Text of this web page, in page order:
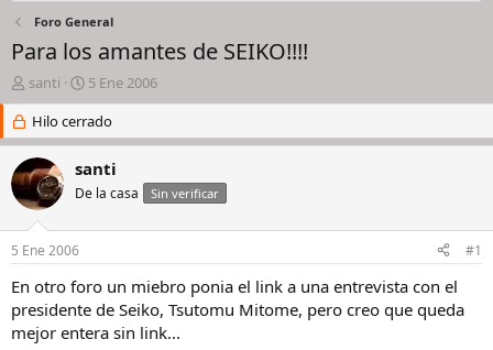
Foro General
Para los amantes de SEIKO!!!!
I
n
c
i
a
d
o
d
e
l
h
i
santi
F
e
c
h
d
e
i
c
i
o
5 Ene 2006
Hilo cerrado
santi
De la casa Sin verificar
5 Ene 2006 #1
En otro foro un miebro ponia el link a una entrevista con el
presidente de Seiko, Tsutomu Mitome, pero creo que queda
mejor entera sin link...